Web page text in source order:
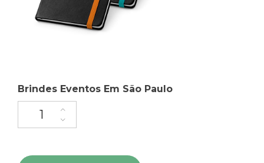
Brindes Eventos Em São Paulo